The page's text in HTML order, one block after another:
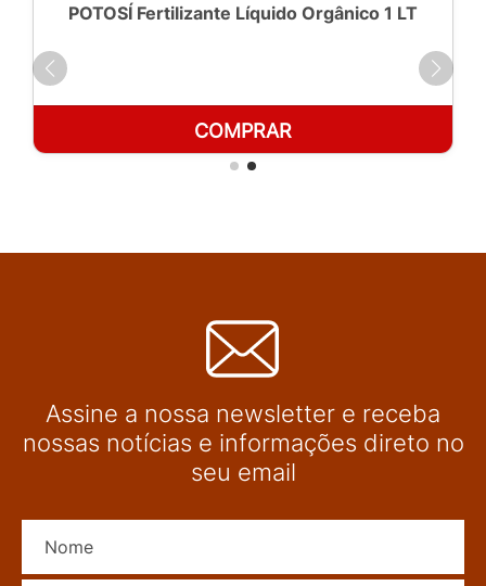
POTOSÍ Fertilizante Líquido Orgânico 1 LT
COMPRAR
Assine a nossa newsletter e receba
nossas notícias e informações direto no
seu email